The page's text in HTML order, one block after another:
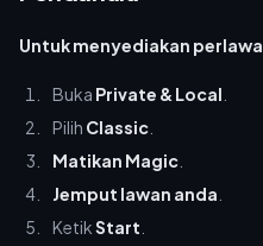
Untuk menyediakan
Buka Private & Local
Pilih Classic
Matikan Magic
Jemput lawan anda
KetikStart